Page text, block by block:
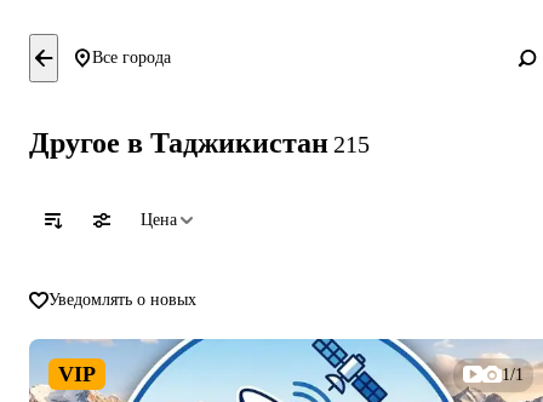
Все города
Другое в Таджикистан 215
Цена
Уведомлять о новых
VIP 1/1